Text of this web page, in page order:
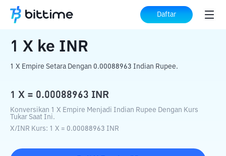
Daftar
Beranda Konverter Kripto INR
1 X ke INR
1 X Empire Setara Dengan 0.00088963 Indian Rupee.
1 X = 0.00088963 INR
Konversikan 1 X Empire Menjadi Indian Rupee Dengan Kurs
Tukar Saat Ini.
X/INR Kurs: 1 X = 0.00088963 INR